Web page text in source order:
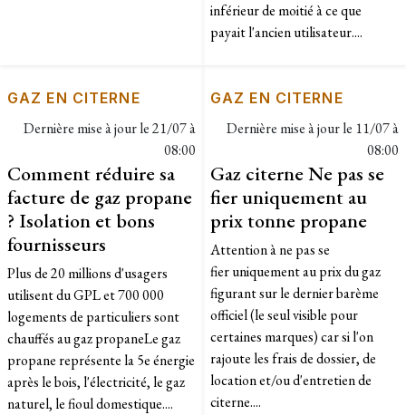
inférieur de moitié à ce que
payait l'ancien utilisateur....
GAZ EN CITERNE
Dernière mise à jour le21/07 à
08:00
Comment réduire sa
facture de gaz propane
? Isolation et bons
fournisseurs
Plus de 20 millions d'usagers
utilisent du GPL et 700 000
logements de particuliers sont
chauffés au gaz propaneLe gaz
propane représente la 5e énergie
après le bois, l'électricité, le gaz
naturel, le fioul domestique....
GAZ EN CITERNE
Dernière mise à jour le 11/07 à
08:00
Gaz citerne Ne pas se
fier uniquement au
prix tonne propane
Attention à ne pas se
fier uniquement au prix du gaz
figurant sur le dernier barème
officiel (le seul visible pour
certaines marques) car si l'on
rajoute les frais de dossier, de
location et/ou d'entretien de
citerne....